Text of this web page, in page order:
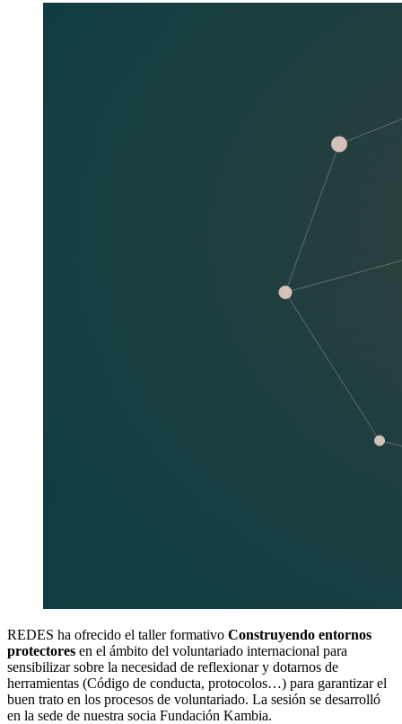
REDES ha ofrecido el taller formativo Construyendo entornos
protectores en el ámbito del voluntariado internacional para
sensibilizar sobre la necesidad de reflexionar y dotarnos de
herramientas (Código de conducta, protocolos…) para garantizar el
buen trato en los procesos de voluntariado. La sesión se desarrolló
en la sede de nuestra socia Fundación Kambia.